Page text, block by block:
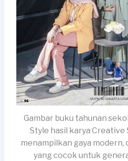
Gambar buku tahunan
Style hasil karya Creative
menampilkan gaya modern,
yang cocok untuk